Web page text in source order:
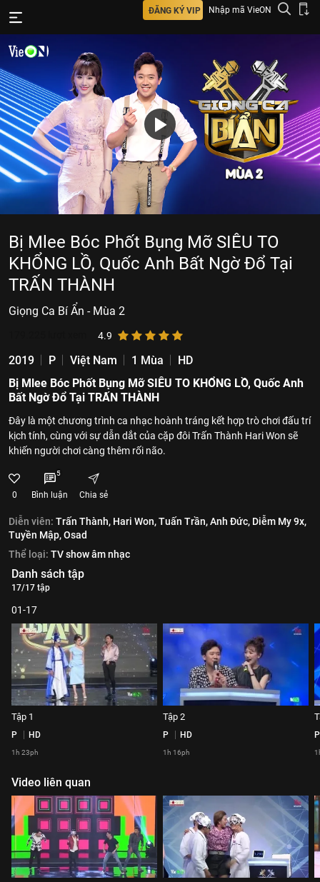
ĐĂNG KÝ VIP Nhập mã VieON
Bị Mlee Bóc Phốt Bụng Mỡ SIÊU TO
KHỔNG LỒ, Quốc Anh Bất Ngờ Đổ Tại
TRẤN THÀNH
Giọng Ca Bí Ẩn - Mùa 2
4.9
2019 P Việt Nam 1 Mùa
HD
Bị Mlee Bóc Phốt Bụng Mỡ SIÊU TO KHỔNG LỒ, Quốc Anh
Bất Ngờ Đổ Tại TRẤN THÀNH
Đây là một chương trình ca nhạc hoành tráng kết hợp trò chơi đấu trí
kịch tính, cùng với sự dẫn dắt của cặp đôi Trấn Thành Hari Won sẽ
khiến người chơi càng thêm rối não.
0
5
Bình luận Chia sẻ
Diễn viên: Trấn Thành, Hari Won,Tuấn Trần,Anh Đức, Diễm My 9x,
Tuyền Mập,Osad
Thể loại: TV show âm nhạc
Danh sách tập
17/17 tập
01-17
Tập 1
P HD
1h 23ph
Tập 2
P HD
1h 16ph
P
Video liên quan